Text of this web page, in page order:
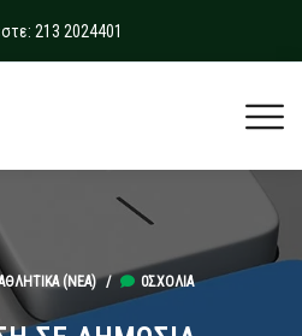
213 2024401
(ΝΕΑ)/ 0ΣΧΌΛΙΑ